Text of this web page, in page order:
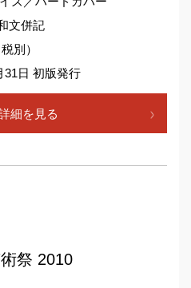
文併記
別）
日 初版発行
細を見る
祭 2010